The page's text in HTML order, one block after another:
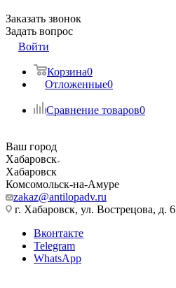
Заказать звонок
Задать вопрос
Войти
Корзина0
Отложенные0
Сравнение товаров0
Ваш город
Хабаровск
Хабаровск
Комсомольск-на-Амуре
zakaz@antilopadv.ru
г. Хабаровск, ул. Вострецова, д. 6
Вконтакте
Telegram
WhatsApp